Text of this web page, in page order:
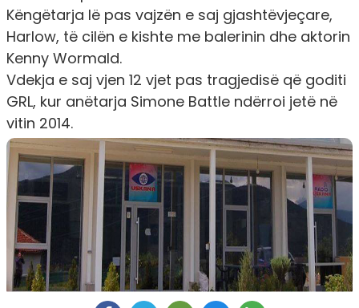
Këngëtarja lë pas vajzën e saj gjashtëvjeçare,
Harlow, të cilën e kishte me balerinin dhe aktorin
Kenny Wormald.
Vdekja e saj vjen 12 vjet pas tragjedisë që goditi
GRL, kur anëtarja Simone Battle ndërroi jetë në
vitin 2014.